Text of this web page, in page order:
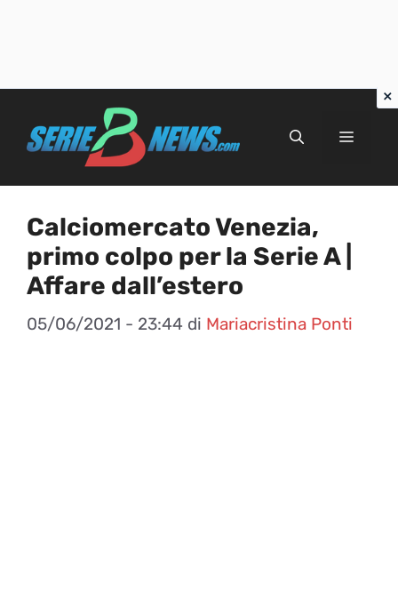
Menu
Calciomercato Venezia,
primo colpo per la Serie A |
Affare dall’estero
05/06/2021 - 23:44 di Mariacristina Ponti